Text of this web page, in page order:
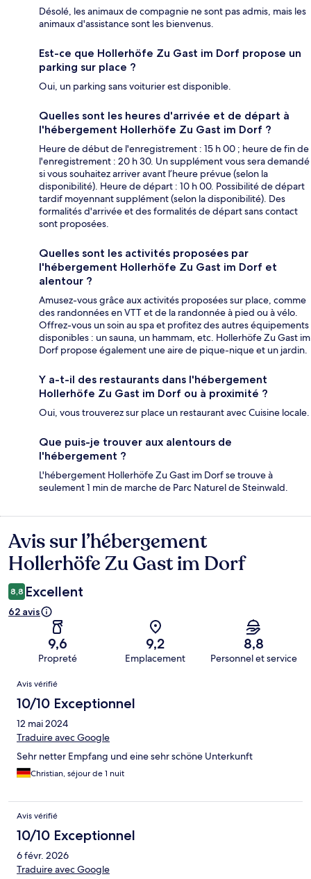
Désolé, les animaux de compagnie ne sont pas admis, mais les
animaux d'assistance sont les bienvenus.
Est-ce que Hollerhöfe Zu Gast im Dorf propose un
parking sur place ?
Oui, un parking sans voiturier est disponible.
Quelles sont les heures d'arrivée et de départ à
l'hébergement Hollerhöfe Zu Gast im Dorf ?
Heure de début de l'enregistrement : 15 h 00 ; heure de fin de
l'enregistrement : 20 h 30. Un supplément vous sera demandé
si vous souhaitez arriver avant l’heure prévue (selon la
disponibilité). Heure de départ : 10 h 00. Possibilité de départ
tardif moyennant supplément (selon la disponibilité). Des
formalités d'arrivée et des formalités de départ sans contact
sont proposées.
Quelles sont les activités proposées par
l'hébergement Hollerhöfe Zu Gast im Dorf et
alentour ?
Amusez-vous grâce aux activités proposées sur place, comme
des randonnées en VTT et de la randonnée à pied ou à vélo.
Offrez-vous un soin au spa et profitez des autres équipements
disponibles : un sauna, un hammam, etc. Hollerhöfe Zu Gast im
Dorf propose également une aire de pique-nique et un jardin.
Y a-t-il des restaurants dans l'hébergement
Hollerhöfe Zu Gast im Dorf ou à proximité ?
Oui, vous trouverez sur place un restaurant avec Cuisine locale.
Que puis-je trouver aux alentours de
l'hébergement ?
L'hébergement Hollerhöfe Zu Gast im Dorf se trouve à
seulement 1 min de marche de Parc Naturel de Steinwald.
Avis
Avis sur l’hébergement
Hollerhöfe Zu Gast im Dorf
8,8 Excellent
62 avis
9,6
Propreté
9,2
Emplacement
8,8
Personnel et service
Avis
Avis vérifié
10/10 Exceptionnel
12 mai 2024
Traduire avec Google
Sehr netter Empfang und eine sehr schöne Unterkunft
Christian, séjour de 1 nuit
Avis vérifié
10/10 Exceptionnel
6 févr. 2026
Traduire avec Google